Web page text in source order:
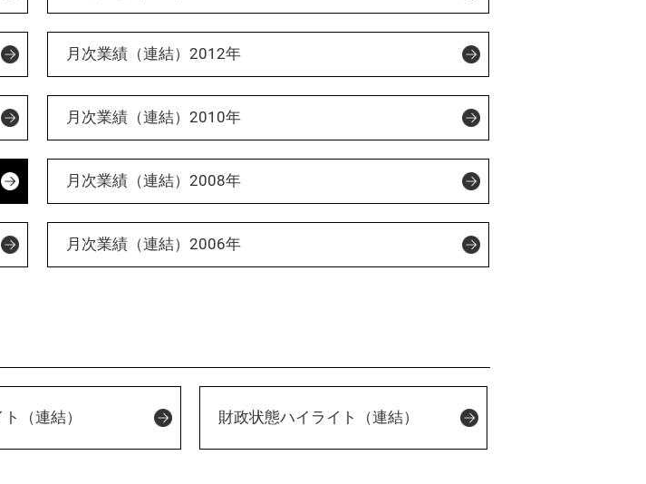
（連結） 財政状態ハイライト（連結）
月次業績（連結）2012年
月次業績（連結）2010年
月次業績（連結）2008年
月次業績（連結）2006年